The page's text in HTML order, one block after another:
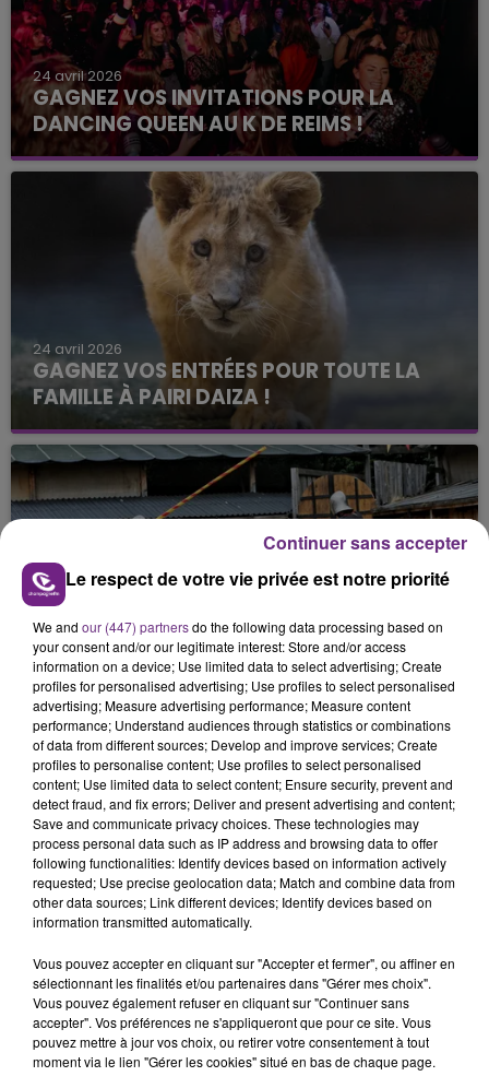
24 avril 2026
GAGNEZ VOS INVITATIONS POUR LA
DANCING QUEEN AU K DE REIMS !
Le Club Champagne FM
24 avril 2026
GAGNEZ VOS ENTRÉES POUR TOUTE LA
FAMILLE À PAIRI DAIZA !
Le Club Champagne FM
24 avril 2026
GAGNEZ VOS PLACES POUR LE FESTIVAL
MÉDIÉVAL AU CHÂTEAU FORT DE SEDAN!
La Famille Champagne FM
17 avril 2026
GAGNEZ VOS PLACES POUR LE MATCH DU
Le Club Champagne FM
Le respect de votre vie privée est notre priorité
We and our (447) partnersdo the following data processing based on
your consent and/or our legitimate interest: Store and/or access
information on a device; Use limited data to select advertising; Create
profiles for personalised advertising; Use profiles to select personalised
advertising; Measure advertising performance; Measure content
performance; Understand audiences through statistics or combinations
of data from different sources; Develop and improve services; Create
profiles to personalise content; Use profiles to select personalised
content; Use limited data to select content; Ensure security, prevent and
detect fraud, and fix errors; Deliver and present advertising and content;
Save and communicate privacy choices. These technologies may
process personal data such as IP address and browsing data to offer
following functionalities: Identify devices based on information actively
requested; Use precise geolocation data; Match and combine data from
other data sources; Link different devices; Identify devices based on
information transmitted automatically.
Vous pouvez accepter en cliquant sur "Accepter et fermer", ou affiner en
sélectionnant les finalités et/ou partenaires dans "Gérer mes choix".
Vous pouvez également refuser en cliquant sur "Continuer sans
accepter". Vos préférences ne s'appliqueront que pour ce site. Vous
pouvez mettre à jour vos choix, ou retirer votre consentement à tout
moment via le lien "Gérer les cookies" situé en bas de chaque page.
Continuer sans accepter